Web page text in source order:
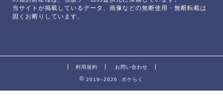
当サイトが掲載しているデータ、画像などの無断使用・無断転載は
固くお断りしています。
利用規約 お問い合わせ
2019–2026 ポケらく